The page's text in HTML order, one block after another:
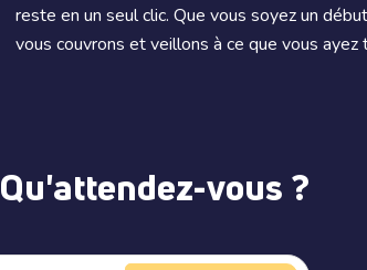
reste en un seul clic. Que vous soyez un
vous couvrons et veillons à ce que vous
Qu'attendez-vous ?